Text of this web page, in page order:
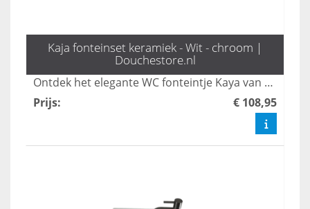
Kaja fonteinset keramiek - Wit - chroom |
Douchestore.nl
Ontdek het elegante WC fonteintje Kaya van L'aqua, compleet met een stijlvolle zilveren kruiskop kraan en sifon. Dit hoogwaardige toilet fonteintje voegt niet alleen functionaliteit toe aan uw toiletruimte, maar ook een verfijnde uitstraling. Bestel snel en profiteer van de mooiste ontwerpen voor uw badkamer!
Prijs: € 108,95